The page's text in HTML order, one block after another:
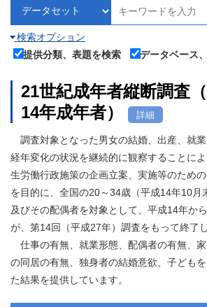
検索オプション
提供分類、表題を検索
データベース
21世紀成年者縦断調査
14年成年者）
詳細
調査対象となった男女の結婚、出産、就
経年変化の状況を継続的に観察することに
生労働行政施策の企画立案、実施等のため
を目的に、全国の20～34歳（平成14年10月
及びその配偶者を対象として、平成14年か
が、第14回（平成27年）調査をもって終了し
仕事の有無、就業形態、配偶者の有無、
の同居の有無、独身者の結婚意欲、子ども
た結果を提供しています。